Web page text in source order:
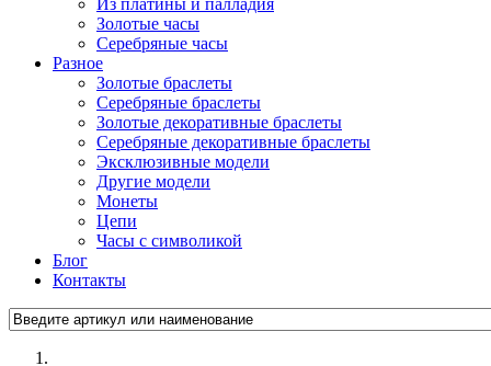
Золотые часы
Серебряные часы
Разное
Золотые браслеты
Серебряные браслеты
Золотые декоративные браслеты
Серебряные декоративные браслеты
Эксклюзивные модели
Другие модели
Монеты
Цепи
Часы с символикой
Блог
Контакты